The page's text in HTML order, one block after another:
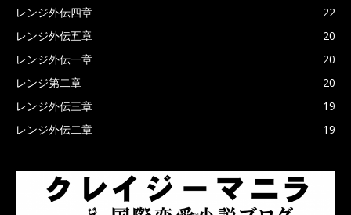
レンジ外伝四章
22
レンジ外伝五章
20
レンジ外伝一章
20
レンジ第二章
20
レンジ外伝三章
19
レンジ外伝二章
19